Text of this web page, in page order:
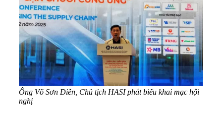
Ông Võ Sơn Điền, Chủ tịch HASI phát biểu khai mạc hội
nghị